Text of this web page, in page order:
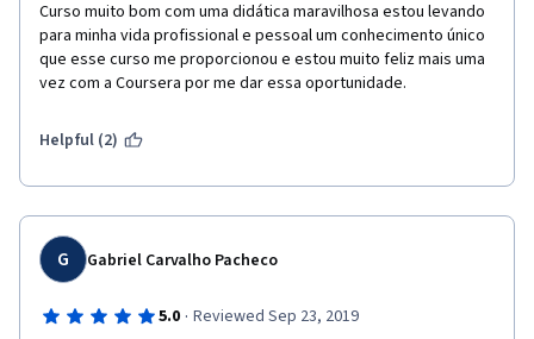
Curso muito bom com uma didática maravilhosa estou levando
para minha vida profissional e pessoal um conhecimento único
que esse curso me proporcionou e estou muito feliz mais uma
vez com a Coursera por me dar essa oportunidade.
Helpful (2)
G Gabriel Carvalho Pacheco
5.0 · Reviewed Sep 23, 2019